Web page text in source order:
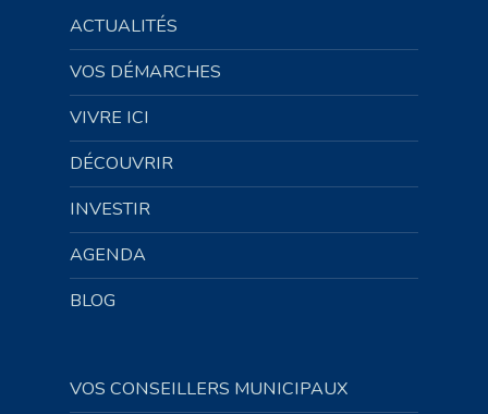
ACTUALITÉS
VOS DÉMARCHES
VIVRE ICI
DÉCOUVRIR
INVESTIR
AGENDA
BLOG
VOS CONSEILLERS MUNICIPAUX